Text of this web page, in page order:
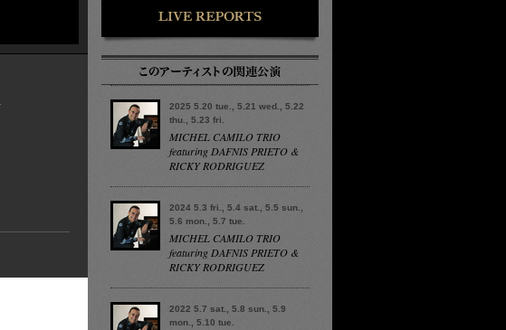
2025 5.20 tue., 5.21 wed., 5.22
thu., 5.23 fri.
MICHEL CAMILO TRIO
featuring DAFNIS PRIETO &
RICKY RODRIGUEZ
2024 5.3 fri., 5.4 sat., 5.5 sun.,
5.6 mon., 5.7 tue.
MICHEL CAMILO TRIO
featuring DAFNIS PRIETO &
RICKY RODRIGUEZ
2022 5.7 sat., 5.8 sun., 5.9
mon., 5.10 tue.